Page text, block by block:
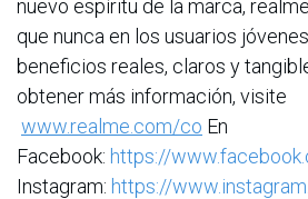
nuevo espíritu de la marca,
que nunca en los usuarios
beneficios reales, claros y
obtener más información, visite
www.realme.com/co En
Facebook: https://
Instagram: https://